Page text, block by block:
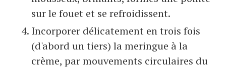
sur le fouet et se refroidissent.
Incorporer délicatement en trois fois
(d'abord un tiers) la meringue à la
crème, par mouvements circulaires du